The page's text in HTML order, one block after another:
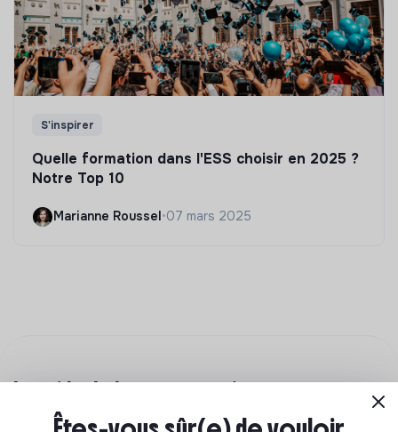
S'inspirer
Quelle formation dans l'ESS choisir en 2025 ?
Notre Top 10
Marianne Roussel•07 mars 2025
Le guide de la reconversion
professionnelle